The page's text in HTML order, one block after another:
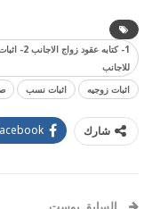
للاجانب
اثبات زوجيه
اثبات نسب
شارك